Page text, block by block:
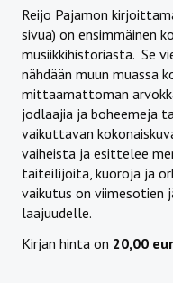
Reijo Pajamon
sivua) on ensimmäinen
musiikkihistoriasta. Se
nähdään muun muassa
mittaamattoman
jodlaajia ja boheemeja
vaikuttavan
vaiheista ja esittelee
taiteilijoita, kuoroja ja
vaikutus on viimesotien
laajuudelle.
Kirjan hinta on 20,00